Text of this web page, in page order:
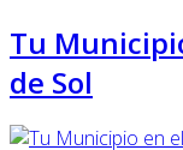
Tu
de Sol